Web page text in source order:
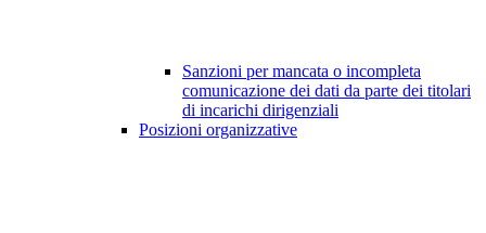
Sanzioni per mancata o incompleta
comunicazione dei dati da parte dei titolari
di incarichi dirigenziali
Posizioni organizzative